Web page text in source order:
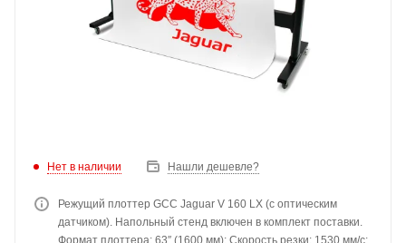
Нет в наличии Нашли дешевле?
Режущий плоттер GCC Jaguar V 160 LX (с оптическим
датчиком). Напольный стенд включен в комплект поставки.
Формат плоттера: 63″ (1600 мм); Скорость резки: 1530 мм/с;